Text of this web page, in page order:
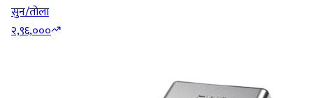
सुन/तोला
२,९६,०००